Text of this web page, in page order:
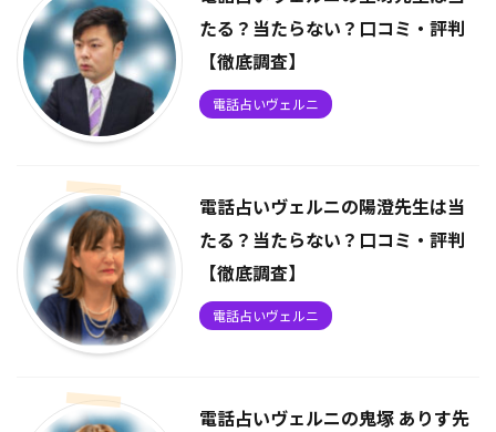
たる？当たらない？口コミ・評判
【徹底調査】
電話占いヴェルニ
電話占いヴェルニの陽澄先生は当
たる？当たらない？口コミ・評判
【徹底調査】
電話占いヴェルニ
電話占いヴェルニの鬼塚 ありす先